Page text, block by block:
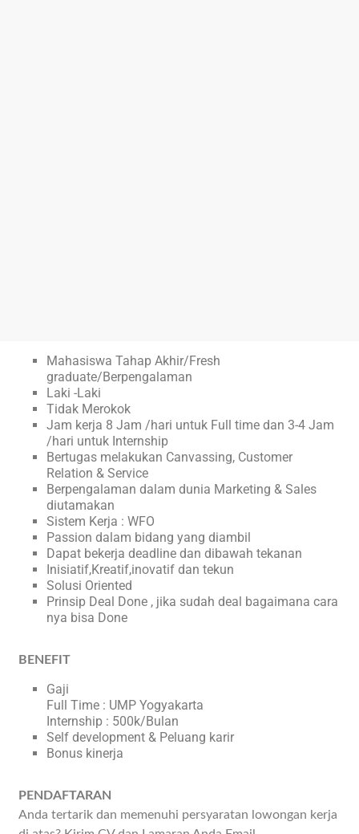
Mahasiswa Tahap Akhir/Fresh
graduate/Berpengalaman
Laki -Laki
Tidak Merokok
Jam kerja 8 Jam /hari untuk Full time dan 3-4 Jam
/hari untuk Internship
Bertugas melakukan Canvassing, Customer
Relation & Service
Berpengalaman dalam dunia Marketing & Sales
diutamakan
Sistem Kerja : WFO
Passion dalam bidang yang diambil
Dapat bekerja deadline dan dibawah tekanan
Inisiatif,Kreatif,inovatif dan tekun
Solusi Oriented
Prinsip Deal Done , jika sudah deal bagaimana cara
nya bisa Done
BENEFIT
Gaji
Full Time : UMP Yogyakarta
Internship : 500k/Bulan
Self development & Peluang karir
Bonus kinerja
PENDAFTARAN
Anda tertarik dan memenuhi persyaratan lowongan kerja